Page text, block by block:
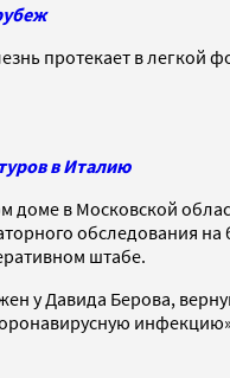
протекает в
в Италию
в Московской
обследования
штабе.
у Давида Берова,